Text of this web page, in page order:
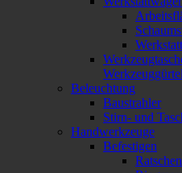
Werkzeuggürtel
Beleuchtung
Baustrahler
Stirn- und
Handwerkzeuge
Befestigen